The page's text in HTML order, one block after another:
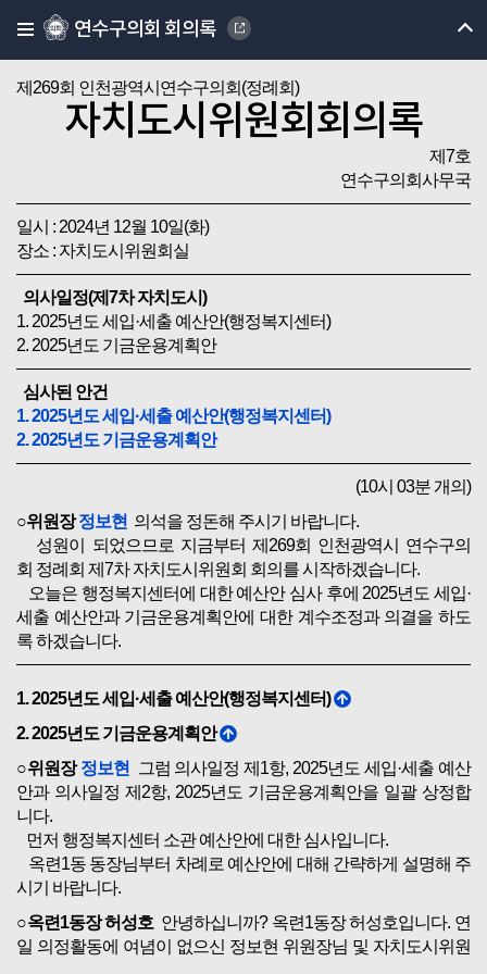
연수구의회 회의록
제269회 인천광역시연수구의회(정례회)
자치도시위원회회의록
제7호
연수구의회사무국
일시 : 2024년 12월 10일(화)
장소 : 자치도시위원회실
의사일정(제7차 자치도시)
1. 2025년도 세입·세출 예산안(행정복지센터)
2. 2025년도 기금운용계획안
심사된 안건
1. 2025년도 세입·세출 예산안(행정복지센터)
2. 2025년도 기금운용계획안
(10시 03분 개의)
○위원장정보현 의석을 정돈해 주시기 바랍니다.
성원이 되었으므로 지금부터 제269회 인천광역시 연수구의
회 정례회 제7차 자치도시위원회 회의를 시작하겠습니다.
오늘은 행정복지센터에 대한 예산안 심사 후에 2025년도 세입·
세출 예산안과 기금운용계획안에 대한 계수조정과 의결을 하도
록 하겠습니다.
1. 2025년도 세입·세출 예산안(행정복지센터)
2. 2025년도 기금운용계획안
○위원장정보현
그럼 의사일정 제1항, 2025년도 세입·세출 예산
안과 의사일정 제2항, 2025년도 기금운용계획안을 일괄 상정합
니다.
먼저 행정복지센터 소관 예산안에 대한 심사입니다.
옥련1동 동장님부터 차례로 예산안에 대해 간략하게 설명해 주
시기 바랍니다.
○옥련1동장 허성호 안녕하십니까? 옥련1동장 허성호입니다. 연
일 의정활동에 여념이 없으신 정보현 위원장님 및 자치도시위원